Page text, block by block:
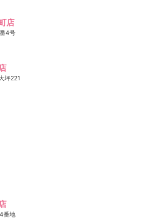
店
4号
坪221
番地